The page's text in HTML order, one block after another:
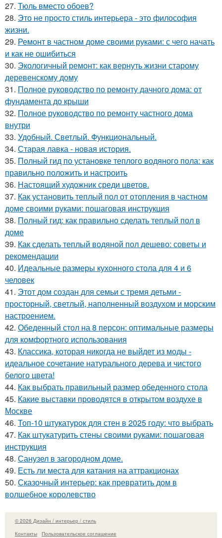
27. Тюль вместо обоев?
28. Это не просто стиль интерьера - это философия
жизни.
29. Ремонт в частном доме своими руками: с чего начать
и как не ошибиться
30. Экологичный ремонт: как вернуть жизни старому
деревенскому дому
31. Полное руководство по ремонту дачного дома: от
фундамента до крыши
32. Полное руководство по ремонту частного дома
внутри
33. Удобный. Светлый. Функциональный.
34. Старая лавка - новая история.
35. Полный гид по установке теплого водяного пола: как
правильно положить и настроить
36. Настоящий художник среди цветов.
37. Как установить теплый пол от отопления в частном
доме своими руками: пошаговая инструкция
38. Полный гид: как правильно сделать теплый пол в
доме
39. Как сделать теплый водяной пол дешево: советы и
рекомендации
40. Идеальные размеры кухонного стола для 4 и 6
человек
41. Этот дом создан для семьи с тремя детьми -
просторный, светлый, наполненный воздухом и морским
настроением.
42. Обеденный стол на 8 персон: оптимальные размеры
для комфортного использования
43. Классика, которая никогда не выйдет из моды -
идеальное сочетание натурального дерева и чистого
белого цвета!
44. Как выбрать правильный размер обеденного стола
45. Какие выставки проводятся в открытом воздухе в
Москве
46. Топ-10 штукатурок для стен в 2025 году: что выбрать
47. Как штукатурить стены своими руками: пошаговая
инструкция
48. Санузел в загородном доме.
49. Есть ли места для катания на аттракционах
50. Сказочный интерьер: как превратить дом в
волшебное королевство
© 2026 Дизайн / интерьер / стиль
Контакты
Пользовательское соглашение